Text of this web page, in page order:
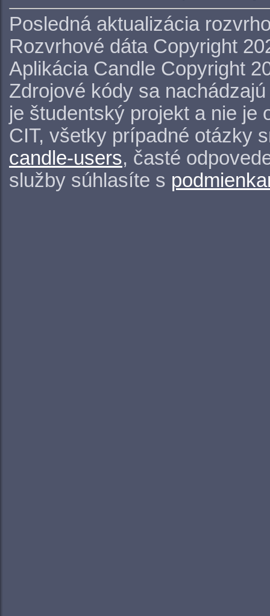
Posledná aktualizácia
Rozvrhové dáta Copyright
Aplikácia Candle Copyright
Zdrojové kódy sa
je študentský projekt a nie je
CIT, všetky prípadné otázky
candle-users, časté
služby súhlasíte s